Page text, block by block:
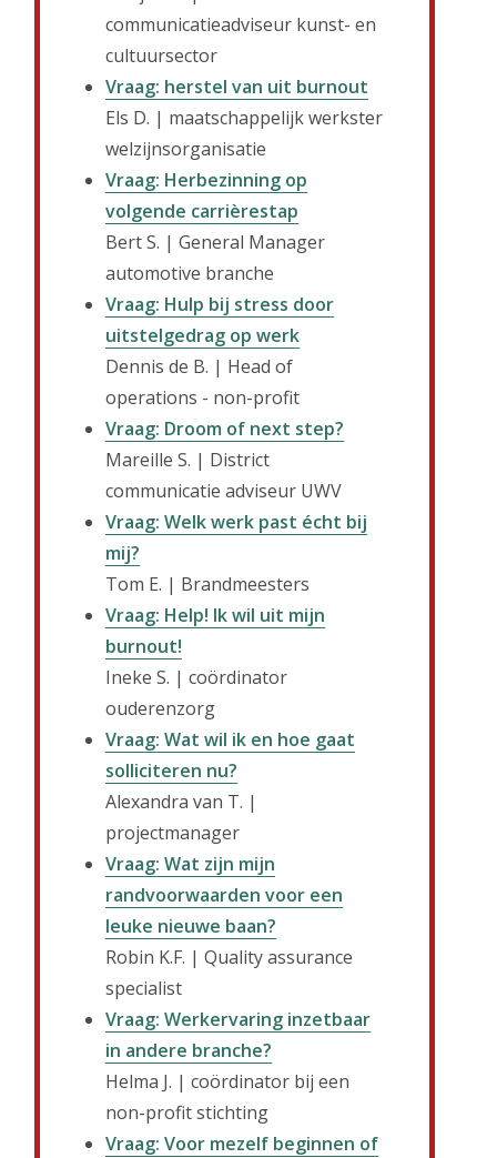
communicatieadviseur kunst- en
cultuursector
Vraag: herstel van uit burnout
Els D. | maatschappelijk werkster
welzijnsorganisatie
Vraag: Herbezinning op
volgende carrièrestap
Bert S. | General Manager
automotive branche
Vraag: Hulp bij stress door
uitstelgedrag op werk
Dennis de B. | Head of
operations - non-profit
Vraag: Droom of next step?
Mareille S. | District
communicatie adviseur UWV
Vraag: Welk werk past écht bij
mij?
Tom E. | Brandmeesters
Vraag: Help! Ik wil uit mijn
burnout!
Ineke S. | coördinator
ouderenzorg
Vraag: Wat wil ik en hoe gaat
solliciteren nu?
Alexandra van T. |
projectmanager
Vraag: Wat zijn mijn
randvoorwaarden voor een
leuke nieuwe baan?
Robin K.F. | Quality assurance
specialist
Vraag: Werkervaring inzetbaar
in andere branche?
Helma J. | coördinator bij een
non-profit stichting
Vraag: Voor mezelf beginnen of